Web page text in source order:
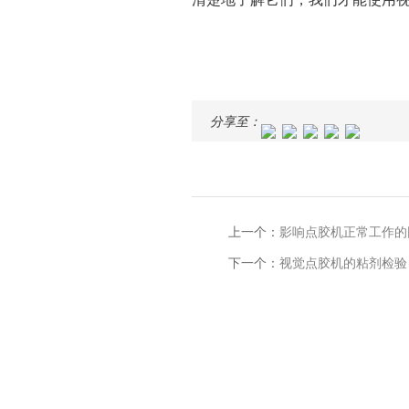
分享至：
上一个： 影响点胶机正常工作
下一个： 视觉点胶机的粘剂检验